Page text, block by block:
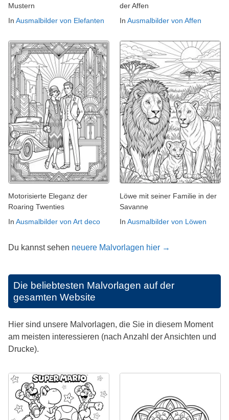
Mustern
In Ausmalbilder von Elefanten
der Affen
In Ausmalbilder von Affen
Motorisierte Eleganz der
Roaring Twenties
In Ausmalbilder von Art deco
Löwe mit seiner Familie in der
Savanne
In Ausmalbilder von Löwen
Du kannst sehen neuere Malvorlagen hier →
Die beliebtesten Malvorlagen auf der
gesamten Website
Hier sind unsere Malvorlagen, die Sie in diesem Moment
am meisten interessieren (nach Anzahl der Ansichten und
Drucke).